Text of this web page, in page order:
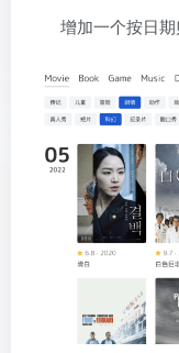
增加一个按日